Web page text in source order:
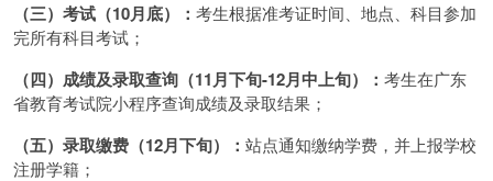
（三）考试（10月底）： 考生根据准考证时间、地点、科目参加
完所有科目考试；
（四）成绩及录取查询（11月下旬-12月中上旬）： 考生在广东
省教育考试院小程序查询成绩及录取结果；
（五）录取缴费（12月下旬）： 站点通知缴纳学费，并上报学校
注册学籍；